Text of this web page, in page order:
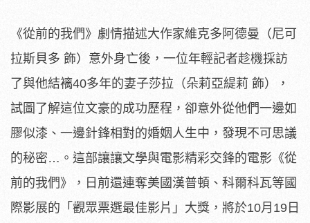
《從前的我們》劇情描述大作家維克多阿德曼（尼可
拉斯貝多 飾）意外身亡後，一位年輕記者趁機採訪
了與他結褵40多年的妻子莎拉（朵莉亞緹莉 飾），
試圖了解這位文豪的成功歷程，卻意外從他們一邊如
膠似漆、一邊針鋒相對的婚姻人生中，發現不可思議
的秘密…。這部讓讓文學與電影精彩交鋒的電影《從
前的我們》，日前還連奪美國漢普頓、科爾科瓦等國
際影展的「觀眾票選最佳影片」大獎，將於10月19日